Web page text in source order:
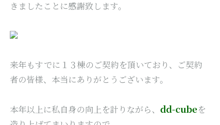
きましたことに感謝致します。
来年もすでに１３棟のご契約を頂いており、ご契約
者の皆様、本当にありがとうございます。
本年以上に私自身の向上を計りながら、 dd-cubeを